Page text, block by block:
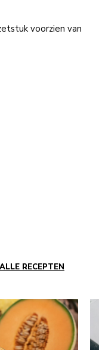
voorzien van
RECEPTEN